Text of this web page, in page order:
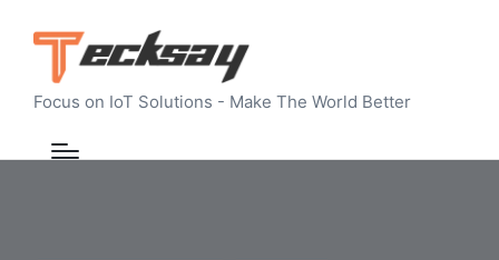
Focus on IoT Solutions - Make The World Better